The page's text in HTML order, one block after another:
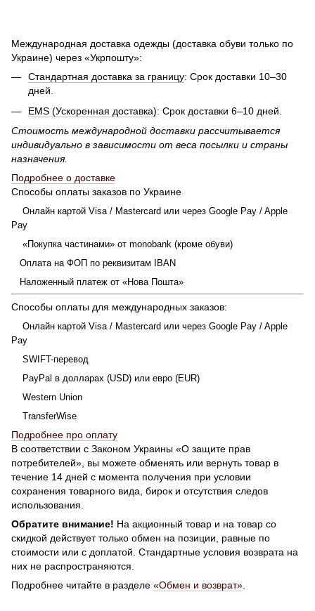
Международная доставка одежды (доставка обуви только по
Украине) через «Укрпошту»:
Стандартная доставка за границу: Срок доставки 10–30
дней.
EMS (Ускоренная доставка): Срок доставки 6–10 дней.
Стоимость международной доставки рассчитывается
индивидуально в зависимости от веса посылки и страны
назначения.
Подробнее о доставке
Способы оплаты заказов по Украине
Онлайн картой Visa / Mastercard или через Google Pay / Apple
Pay
«Покупка частинами» от monobank (кроме обуви)
Оплата на ФОП по реквизитам IBAN
Наложенный платеж от «Нова Пошта»
Способы оплаты для международных заказов:
Онлайн картой Visa / Mastercard или через Google Pay / Apple
Pay
SWIFT-перевод
PayPal в долларах (USD) или евро (EUR)
Western Union
TransferWise
Подробнее про оплату
В соответствии с Законом Украины «О защите прав
потребителей», вы можете обменять или вернуть товар в
течение 14 дней с момента получения при условии
сохранения товарного вида, бирок и отсутствия следов
использования.
Обратите внимание! На акционный товар и на товар со
скидкой действует только обмен на позиции, равные по
стоимости или с доплатой. Стандартные условия возврата на
них не распространяются.
Подробнее читайте в разделе «Обмен и возврат»